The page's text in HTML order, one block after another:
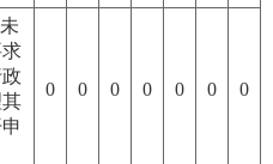
0 0 0 0 0 0 0